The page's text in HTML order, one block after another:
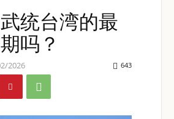
统台湾的最
吗？
2026 643